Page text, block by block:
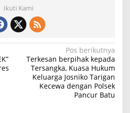
Ikuti Kami
Pos berikutnya
Terkesan berpihak kepada
Tersangka, Kuasa Hukum
Keluarga Josniko Tarigan
Kecewa dengan Polsek
Pancur Batu